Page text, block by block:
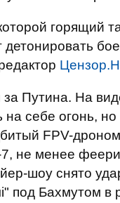
горящий
детонировать
Путина. На
на себе огонь,
FPV-
не менее
шоу снято
под Бахмутом